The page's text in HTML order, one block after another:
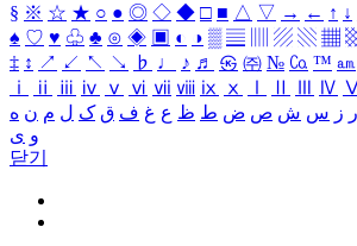
§ ※ ☆ ★ ○ ● ◎ ◇ ◆ □ ■ △ ▽ → ← ↑ ↓
♠ ♡ ♥ ♧ ♣ ⊙ ◈ ▣ ◐ ◑ ▒ ▤ ▨ ▧ ▦
‡ ↕ ↗ ↙ ↖ ↘ ♭ ♩ ♪ ♬ ㉿ ㈜ № ㏇ ™ ㏂
ⅰ
ⅱ ⅲ ⅳ ⅴ ⅵ ⅶ ⅷ ⅸ ⅹ Ⅳ Ⅴ
ر ز س ش ص ض ط ظ ع غ ف ق ک ل م ن ه
و ی
닫기